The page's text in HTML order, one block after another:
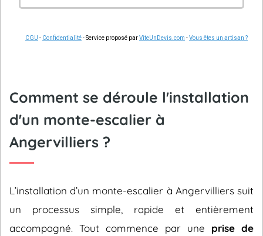
CGU - Confidentialité- Service proposé parViteUnDevis.com -Vous êtes un artisan ?
Comment se déroule l'installation
d'un monte-escalier à
Angervilliers ?
L’installation d’un monte-escalier à Angervilliers suit
un processus simple, rapide et entièrement
accompagné. Tout commence par une prise de